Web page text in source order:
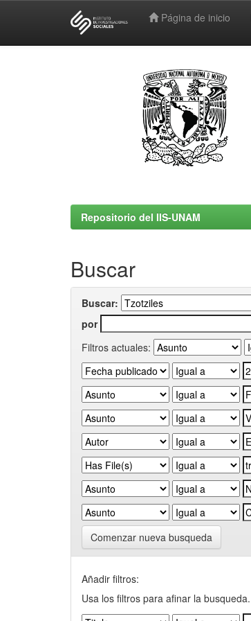
Página de inicio
Repositorio del IIS-UNAM
Buscar
Buscar:
por
Filtros actuales:
Comenzar nueva busqueda
Añadir filtros:
Usa los filtros para afinar la busqueda.